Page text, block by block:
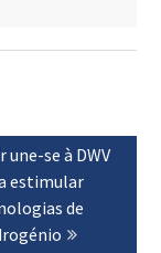
une-se à DWV
estimular
de